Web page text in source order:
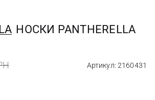
НОСКИ PANTHERELLA
Артикул: 2160431